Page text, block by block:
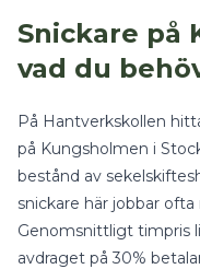
Snickare på
vad du
På Hantverkskollen
på Kungsholmen i
bestånd av
snickare här jobbar
Genomsnittligt timpris
avdraget på 30%